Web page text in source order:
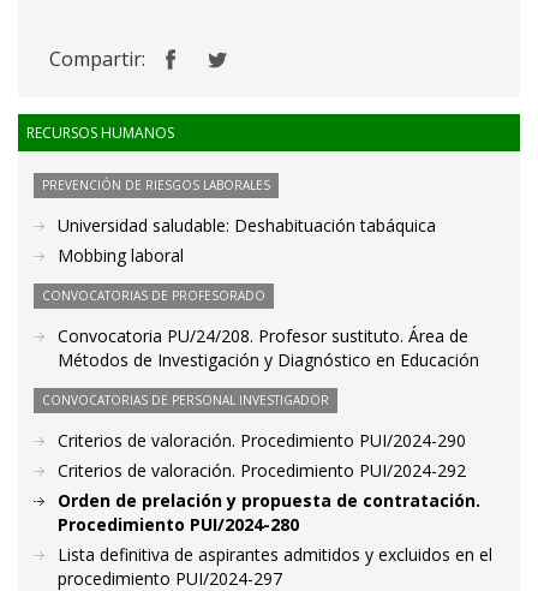
Compartir:
RECURSOS HUMANOS
PREVENCIÓN DE RIESGOS LABORALES
Universidad saludable: Deshabituación tabáquica
Mobbing laboral
CONVOCATORIAS DE PROFESORADO
Convocatoria PU/24/208. Profesor sustituto. Área de
Métodos de Investigación y Diagnóstico en Educación
CONVOCATORIAS DE PERSONAL INVESTIGADOR
Criterios de valoración. Procedimiento PUI/2024-290
Criterios de valoración. Procedimiento PUI/2024-292
Orden de prelación y propuesta de contratación.
Procedimiento PUI/2024-280
Lista definitiva de aspirantes admitidos y excluidos en el
procedimiento PUI/2024-297